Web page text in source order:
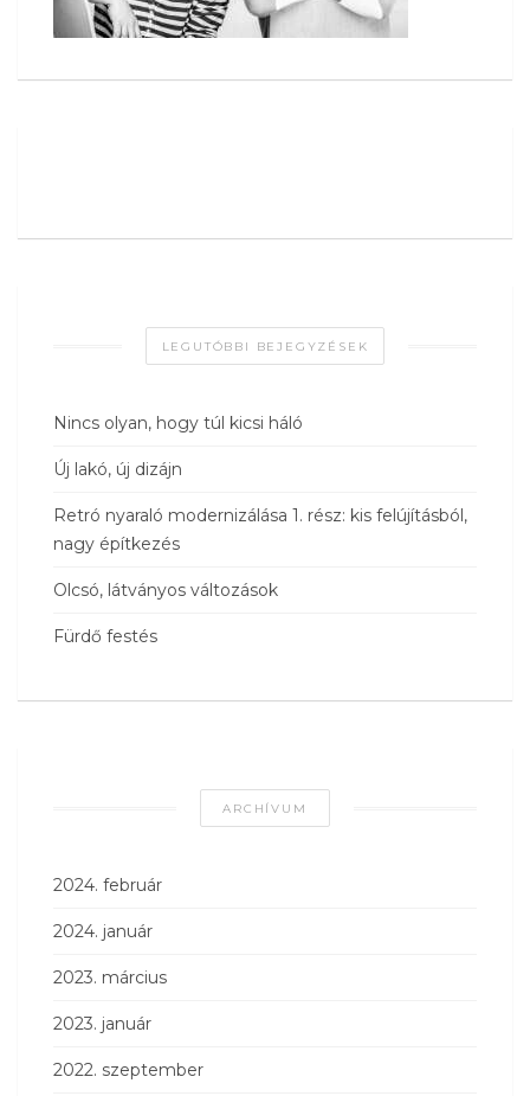
LEGUTÓBBI BEJEGYZÉSEK
Nincs olyan, hogy túl kicsi háló
Új lakó, új dizájn
Retró nyaraló modernizálása 1. rész: kis felújításból,
nagy építkezés
Olcsó, látványos változások
Fürdő festés
ARCHÍVUM
2024. február
2024. január
2023. március
2023. január
2022. szeptember